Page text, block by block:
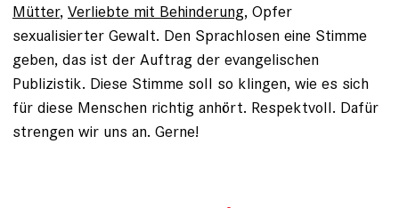
Mütter, Verliebte mit Behinderung, Opfer
sexualisierter Gewalt. Den Sprachlosen eine Stimme
geben, das ist der Auftrag der evangelischen
Publizistik. Diese Stimme soll so klingen, wie es sich
für diese Menschen richtig anhört. Respektvoll. Dafür
strengen wir uns an. Gerne!